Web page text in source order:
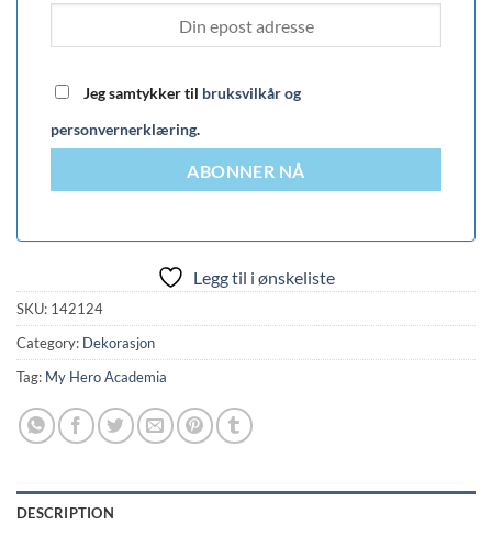
Jeg samtykker til bruksvilkår og
personvernerklæring.
ABONNER NÅ
Legg til i ønskeliste
SKU: 142124
Category: Dekorasjon
Tag: My Hero Academia
DESCRIPTION